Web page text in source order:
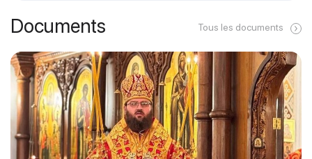
Documents Tous les documents